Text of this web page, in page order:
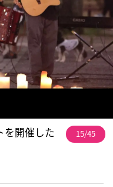
を開催した
15/45